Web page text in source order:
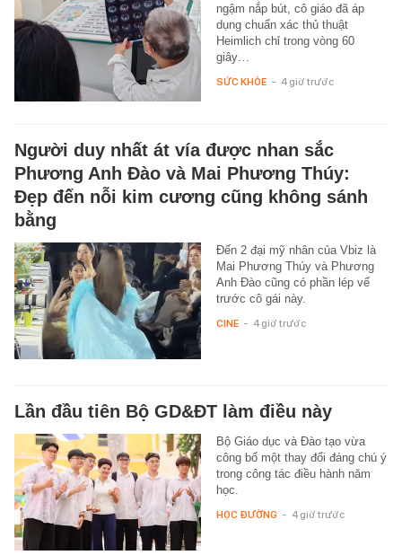
ngậm nắp bút, cô giáo đã áp
dụng chuẩn xác thủ thuật
Heimlich chỉ trong vòng 60
giây…
SỨC KHỎE - 4 giờ trước
Người duy nhất át vía được nhan sắc
Phương Anh Đào và Mai Phương Thúy:
Đẹp đến nỗi kim cương cũng không sánh
bằng
Đến 2 đại mỹ nhân của Vbiz là
Mai Phương Thúy và Phương
Anh Đào cũng có phần lép vế
trước cô gái này.
CINE - 4 giờ trước
Lần đầu tiên Bộ GD&ĐT làm điều này
Bộ Giáo dục và Đào tạo vừa
công bố một thay đổi đáng chú ý
trong công tác điều hành năm
học.
HỌC ĐƯỜNG - 4 giờ trước